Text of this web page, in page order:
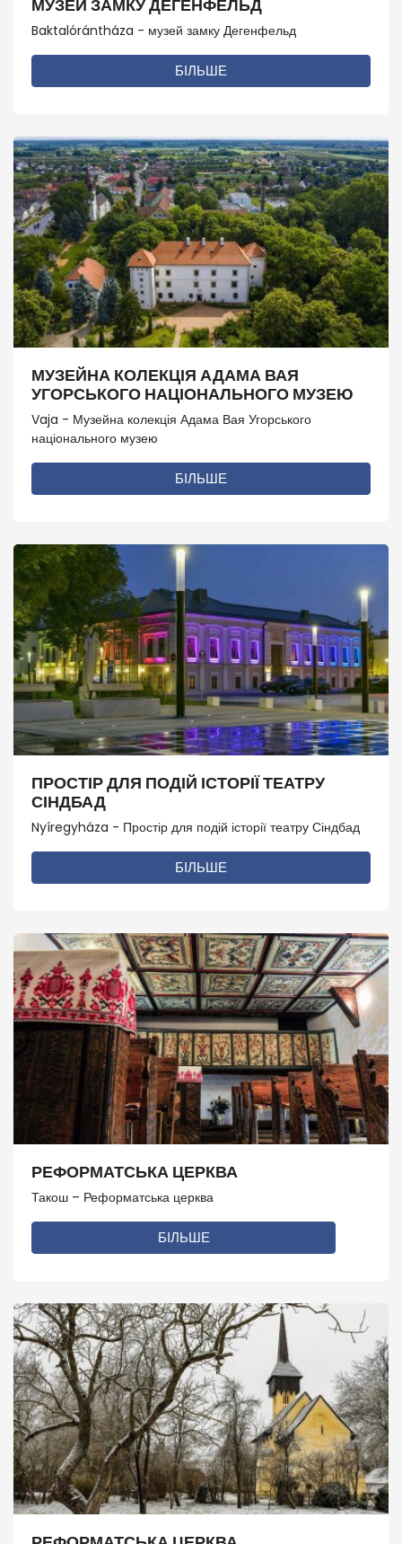
МУЗЕЙ ЗАМКУ ДЕГЕНФЕЛЬД
Baktalórántháza - музей замку Дегенфельд
БІЛЬШЕ
МУЗЕЙНА КОЛЕКЦІЯ АДАМА ВАЯ
УГОРСЬКОГО НАЦІОНАЛЬНОГО МУЗЕЮ
Vaja - Музейна колекція Адама Вая Угорського
національного музею
БІЛЬШЕ
ПРОСТІР ДЛЯ ПОДІЙ ІСТОРІЇ ТЕАТРУ
СІНДБАД
Nyíregyháza - Простір для подій історії театру Сіндбад
БІЛЬШЕ
РЕФОРМАТСЬКА ЦЕРКВА
Такош – Реформатська церква
БІЛЬШЕ